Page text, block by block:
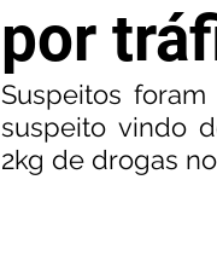
por
Suspeitos
suspeito vindo
2kg de drogas